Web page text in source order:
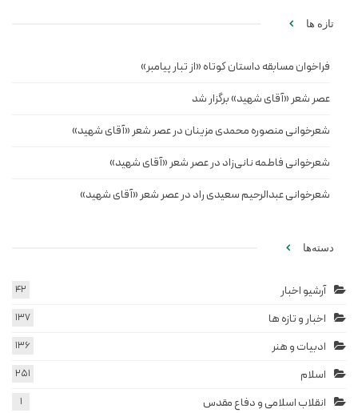
تازه ها
فراخوان مسابقه داستان کوتاه «از تبار پیامبر»
عصر شعر «آقای شهید» برگزار شد
شعرخوانی منصوره محمدی مزینان در عصر شعر «آقای شهید»
شعرخوانی فاطمه نانی‌زاد در عصر شعر «آقای شهید»
شعرخوانی عبدالرحیم سعیدی راد در عصر شعر «آقای شهید»
دسته‌ها
آرشیو اخبار 42
اخبار و تازه ها 137
ادبیات و هنر 136
اسلام 251
انقلاب اسلامی و دفاع مقدس 1